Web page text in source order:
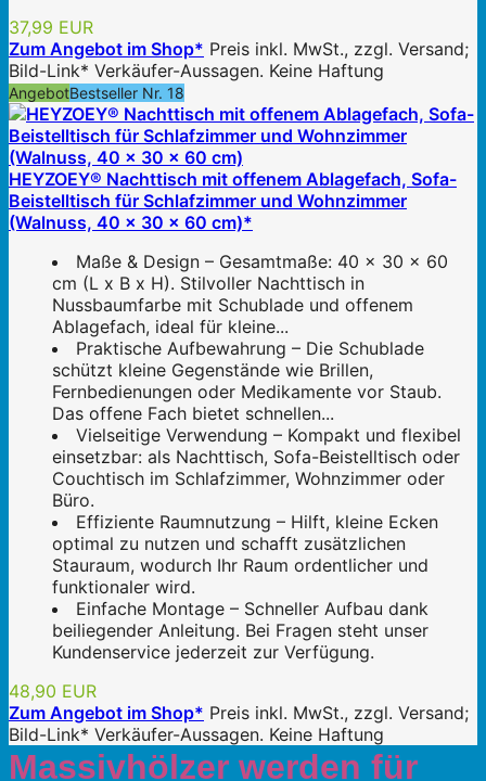
37,99 EUR
Zum Angebot im Shop* Preis inkl. MwSt., zzgl. Versand;
Bild-Link* Verkäufer-Aussagen. Keine Haftung
AngebotBestseller Nr. 18
HEYZOEY® Nachttisch mit offenem Ablagefach, Sofa-
Beistelltisch für Schlafzimmer und Wohnzimmer
(Walnuss, 40 x 30 x 60 cm)*
Maße & Design – Gesamtmaße: 40 x 30 x 60
cm (L x B x H). Stilvoller Nachttisch in
Nussbaumfarbe mit Schublade und offenem
Ablagefach, ideal für kleine...
Praktische Aufbewahrung – Die Schublade
schützt kleine Gegenstände wie Brillen,
Fernbedienungen oder Medikamente vor Staub.
Das offene Fach bietet schnellen...
Vielseitige Verwendung – Kompakt und flexibel
einsetzbar: als Nachttisch, Sofa-Beistelltisch oder
Couchtisch im Schlafzimmer, Wohnzimmer oder
Büro.
Effiziente Raumnutzung – Hilft, kleine Ecken
optimal zu nutzen und schafft zusätzlichen
Stauraum, wodurch Ihr Raum ordentlicher und
funktionaler wird.
Einfache Montage – Schneller Aufbau dank
beiliegender Anleitung. Bei Fragen steht unser
Kundenservice jederzeit zur Verfügung.
48,90 EUR
Zum Angebot im Shop* Preis inkl. MwSt., zzgl. Versand;
Bild-Link* Verkäufer-Aussagen. Keine Haftung
Massivhölzer werden für